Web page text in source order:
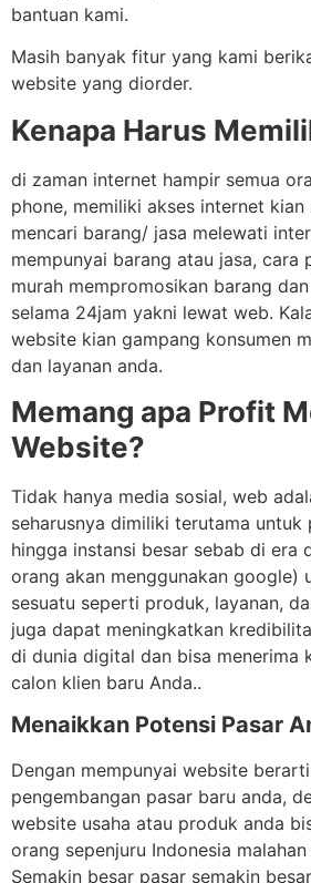
bantuan kami.
Masih banyak fitur yang kami
website yang diorder.
Kenapa Harus
di zaman internet hampir semua
phone, memiliki akses internet kian
mencari barang/ jasa melewati
mempunyai barang atau jasa, cara
murah mempromosikan barang
selama 24jam yakni lewat web.
website kian gampang konsumen
dan layanan anda.
Memang apa Profit
Website?
Tidak hanya media sosial, web
seharusnya dimiliki terutama untuk
hingga instansi besar sebab di era
orang akan menggunakan google)
sesuatu seperti produk, layanan,
juga dapat meningkatkan
di dunia digital dan bisa menerima
calon klien baru Anda..
Menaikkan Potensi Pasar
Dengan mempunyai website
pengembangan pasar baru anda,
website usaha atau produk anda
orang sepenjuru Indonesia
Semakin besar pasar semakin